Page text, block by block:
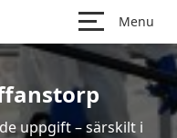
Menu
uppgift – särskilt i